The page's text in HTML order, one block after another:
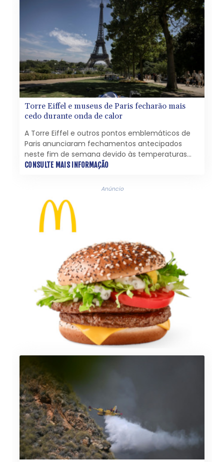
Torre Eiffel e museus de Paris fecharão mais
cedo durante onda de calor
A Torre Eiffel e outros pontos emblemáticos de
Paris anunciaram fechamentos antecipados
neste fim de semana devido às temperaturas
elevadas, com grande parte da França em alerta
CONSULTE MAIS INFORMAÇÃO
Anúncio